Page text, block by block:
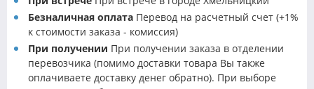
Безналичная оплата Перевод на расчетный счет (+1%
к стоимости заказа - комиссия)
При получении При получении заказа в отделении
перевозчика (помимо доставки товара Вы также
оплачиваете доставку денег обратно). При выборе